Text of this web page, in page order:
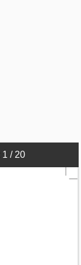
1 / 20